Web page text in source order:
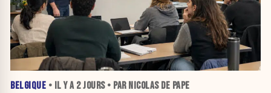
BELGIQUE • IL Y A 2 JOURS• PAR NICOLAS DE PAPE